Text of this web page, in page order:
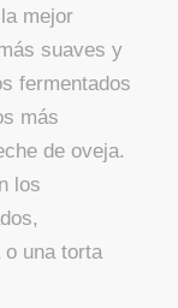
mejor
suaves y
fermentados
más
de oveja.
los
una torta